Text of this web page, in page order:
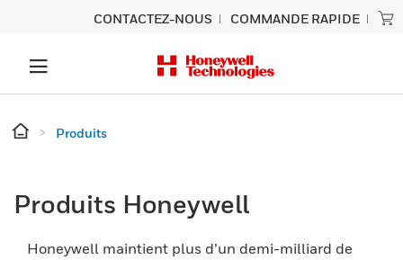
CONTACTEZ-NOUS COMMANDE RAPIDE
Produits
Produits Honeywell
Honeywell maintient plus d’un demi-milliard de